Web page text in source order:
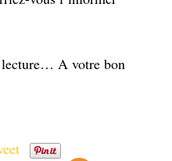
A votre bon